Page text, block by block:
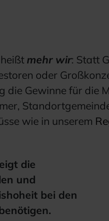
mehr wir: Statt
oder
die Gewinne für die
wie in unserem
die
und
bei den